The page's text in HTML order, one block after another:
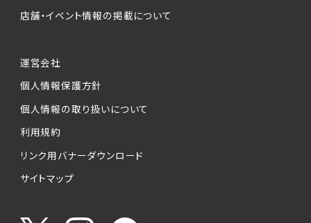
店舗・イベント情報の掲載について
運営会社
個人情報保護方針
個人情報の取り扱いについて
利用規約
リンク用バナーダウンロード
サイトマップ